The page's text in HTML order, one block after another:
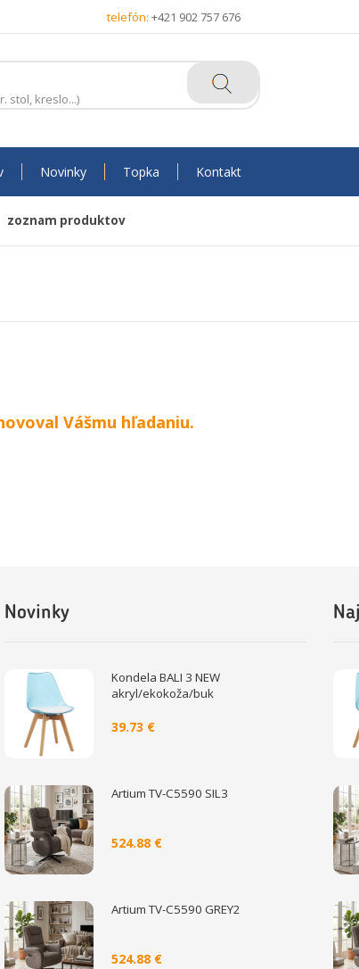
telefón: +421 902 757 676
Novinky Topka Kontakt
zoznam produktov
Vášmu hľadaniu.
Novinky
Kondela BALI 3 NEW
akryl/ekokoža/buk
39.73 €
Artium TV-C5590 SIL3
524.88 €
Artium TV-C5590 GREY2
524.88 €